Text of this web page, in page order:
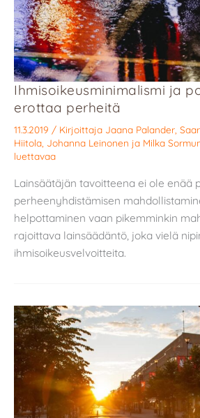
Ihmisoikeusminimalismi ja
erottaa perheitä
11.3.2019 / Kirjoittaja Jaana Palander
Hiitola Johanna Leinonen ja Milka
luettavaa
Lainsäätäjän tavoitteena ei ole enää
perheenyhdistämisen
helpottaminen vaan pikemminkin
rajoittava lainsäädäntö, joka vielä
ihmisoikeusvelvoitteita.